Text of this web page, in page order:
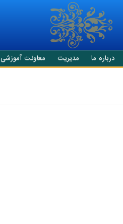
درباره ما مدیریت معاونت آموزشی